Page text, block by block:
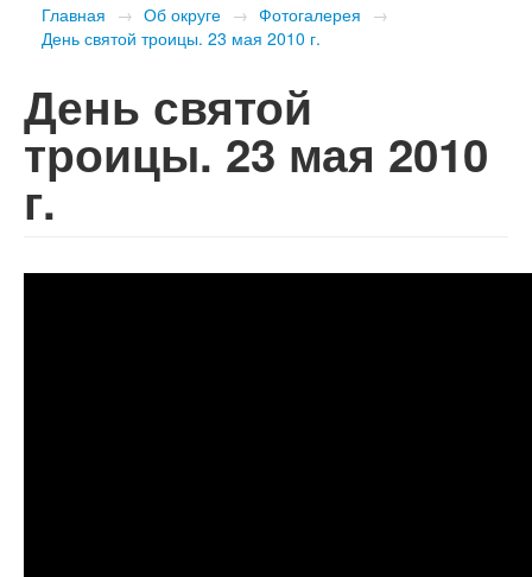
Главная → Об округе → Фотогалерея →
День святой троицы. 23 мая 2010 г.
День святой
троицы. 23 мая 2010
г.